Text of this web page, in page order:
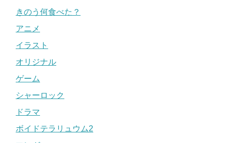
きのう何食べた？
アニメ
イラスト
オリジナル
ゲーム
シャーロック
ドラマ
ボイドテラリュウム2